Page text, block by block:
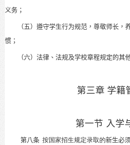
义务；
（五）遵守学生行为规范，尊敬师长，
惯；
（六）法律、法规及学校章程规定的其
第三章 学籍
第一节 入学
第八条 按国家招生规定录取的新生必